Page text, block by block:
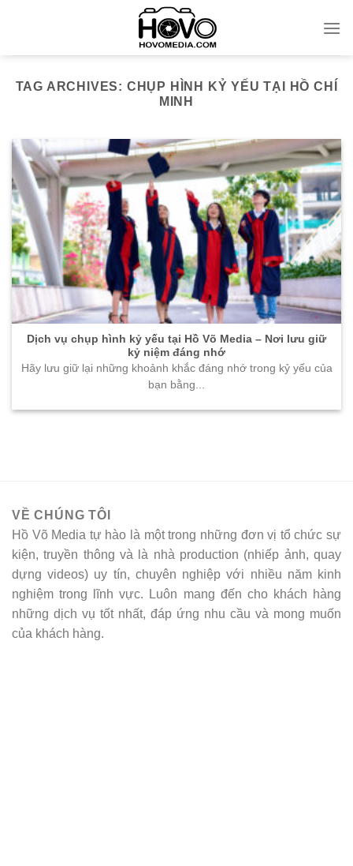
TAG ARCHIVES: CHỤP HÌNH KỶ YẾU TẠI HỒ CHÍ
MINH
Dịch vụ chụp hình kỷ yếu tại Hồ Võ Media – Nơi lưu giữ
kỷ niệm đáng nhớ
Hãy lưu giữ lại những khoảnh khắc đáng nhớ trong kỷ yếu của
bạn bằng...
VỀ CHÚNG TÔI
Hồ Võ Media tự hào là một trong những đơn vị tổ chức sự
kiện, truyền thông và là nhà production (nhiếp ảnh, quay
dựng videos) uy tín, chuyên nghiệp với nhiều năm kinh
nghiệm trong lĩnh vực. Luôn mang đến cho khách hàng
những dịch vụ tốt nhất, đáp ứng nhu cầu và mong muốn
của khách hàng.